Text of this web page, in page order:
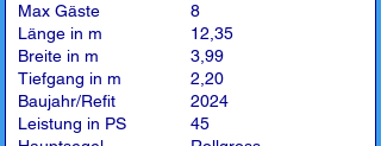
Max Gäste
Länge in m
Breite in m
Tiefgang in m
Baujahr/Refit
Leistung in PS
8
12,35
3,99
2,20
2024
45